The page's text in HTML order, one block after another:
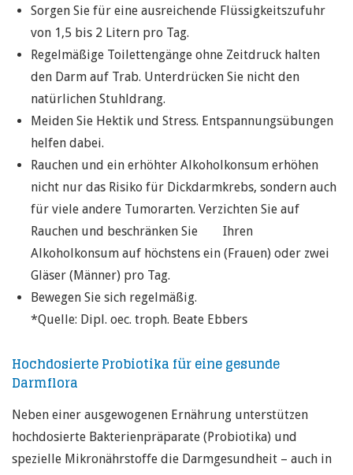
Sorgen Sie für eine ausreichende Flüssigkeitszufuhr
von 1,5 bis 2 Litern pro Tag.
Regelmäßige Toilettengänge ohne Zeitdruck halten
den Darm auf Trab. Unterdrücken Sie nicht den
natürlichen Stuhldrang.
Meiden Sie Hektik und Stress. Entspannungsübungen
helfen dabei.
Rauchen und ein erhöhter Alkoholkonsum erhöhen
nicht nur das Risiko für Dickdarmkrebs, sondern auch
für viele andere Tumorarten. Verzichten Sie auf
Rauchen und beschränken Sie Ihren
Alkoholkonsum auf höchstens ein (Frauen) oder zwei
Gläser (Männer) pro Tag.
Bewegen Sie sich regelmäßig.
*Quelle: Dipl. oec. troph. Beate Ebbers
Hochdosierte Probiotika für eine gesunde
Darmflora
Neben einer ausgewogenen Ernährung unterstützen
hochdosierte Bakterienpräparate (Probiotika) und
spezielle Mikronährstoffe die Darmgesundheit – auch in